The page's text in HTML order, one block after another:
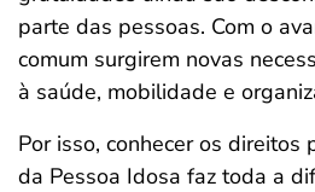
parte das pessoas. Com o
comum surgirem novas
à saúde, mobilidade e
Por isso, conhecer os direitos
da Pessoa Idosa faz toda a